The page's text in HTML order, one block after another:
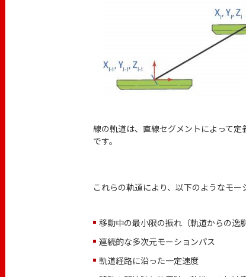
線の軌道は、直線セグメントによって定
です。
これらの軌道により、以下のようなモー
移動中の最小限の振れ（軌道からの逸脱
連続的な多次元モーションパス
軌道経路に沿った一定速度